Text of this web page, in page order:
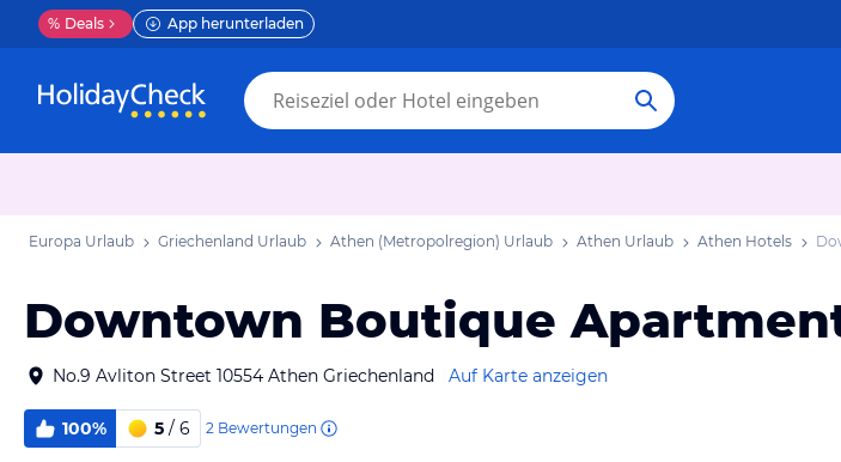
% Deals App herunterladen
Europa Urlaub Griechenland Urlaub Athen (Metropolregion) Urlaub Athen Urlaub Athen Hotels
Downtown Boutique
No.9 Avliton Street 10554 Athen Griechenland Auf Karte anzeigen
100% 5 / 6 2 Bewertungen